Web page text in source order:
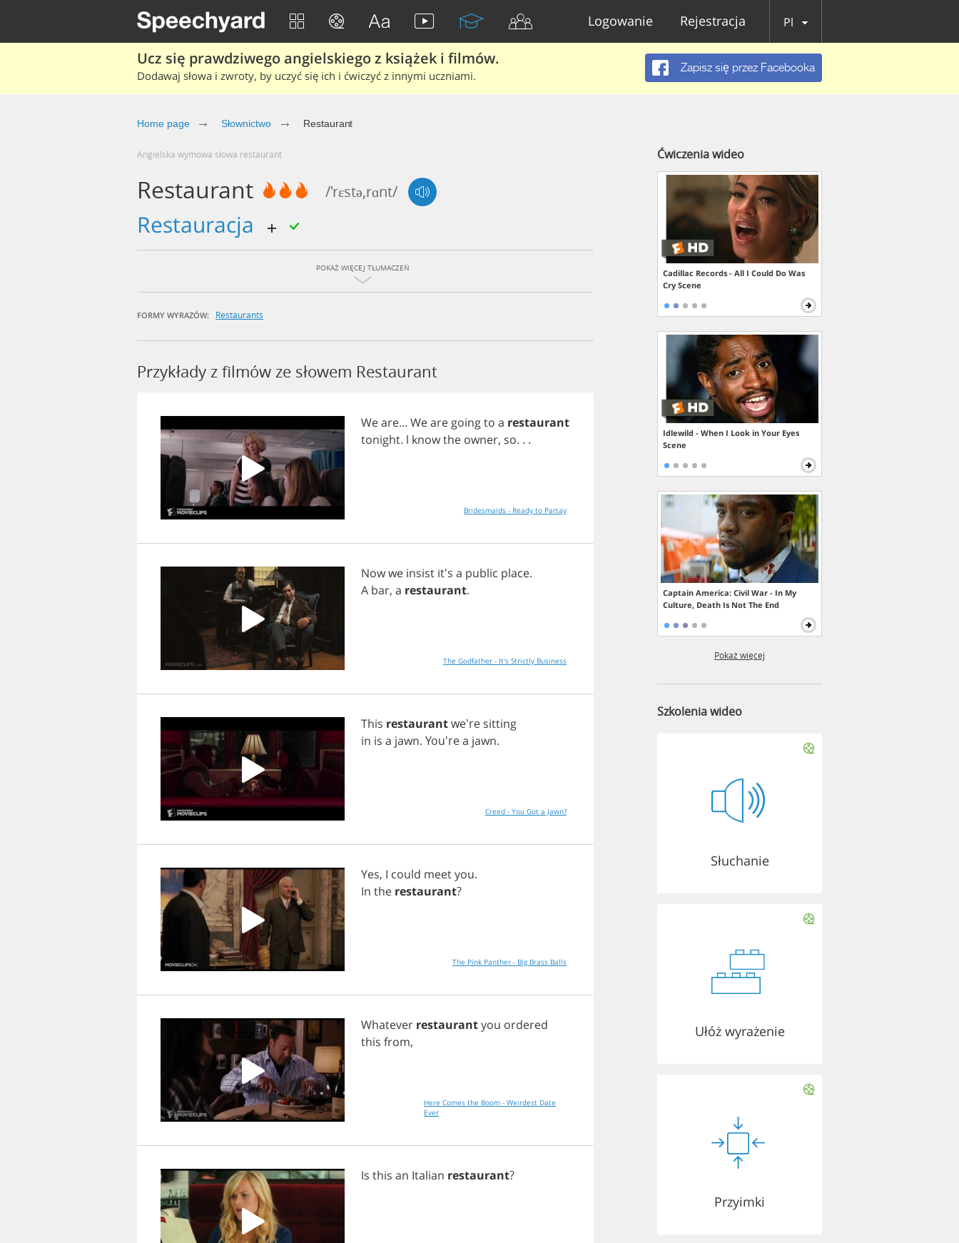
Logowanie Rejestracja Pl
Ucz się prawdziwego angielskiego z książek i filmów.
Dodawaj słowa i zwroty, by uczyć się ich i ćwiczyć z innymi uczniami.
Zapisz się przez Facebooka
Home page Słownictwo Restaurant
Angielska wymowa słowa restaurant
Restaurant /'rɛstə,rɑnt/
Restauracja
POKAŻ WIĘCEJ TŁUMACZEŃ
FORMY WYRAZÓW: Restaurants
Przykłady z filmów ze słowem Restaurant
Weare... Weare goingto a restaurant
tonight. l knowthe owner, so. . .
Bridesmaids - Ready to Partay
Nowwe insist it's a public place.
A bar, a restaurant.
The Godfather - It's Strictly Business
This restaurantwe're sitting
in is a jawn. You'rea jawn.
Creed - You Got a Jawn?
Yes, I could meetyou.
In the restaurant?
The Pink Panther - Big Brass Balls
Whatever restaurantyou ordered
this from,
Here Comes the Boom - Weirdest Date
Ever
Is this an Italian restaurant?
Ćwiczenia wideo
Cadillac Records - All I Could Do Was
Cry Scene
Idlewild - When I Look in Your Eyes
Scene
Captain America: Civil War - In My
Culture, Death Is Not The End
Pokaż więcej
Szkolenia wideo
Słuchanie
Ułóż wyrażenie
Przyimki